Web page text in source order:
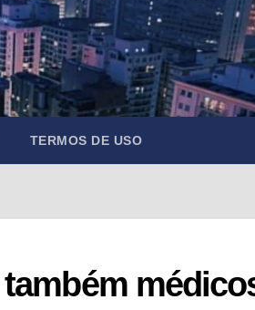
TERMOS DE USO